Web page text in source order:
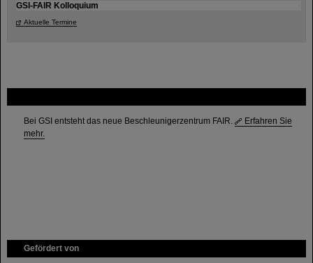
Bei GSI entsteht das neue Beschleunigerzentrum FAIR.
Erfahren Sie
mehr.
Gefördert von
GSI-FAIR Kolloquium
Aktuelle Termine